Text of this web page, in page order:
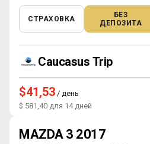
СТРАХОВКА
БЕЗ
ДЕПОЗИТА
Caucasus Trip
$41,53 / день
$ 581,40 для 14 дней
MAZDA 3 2017